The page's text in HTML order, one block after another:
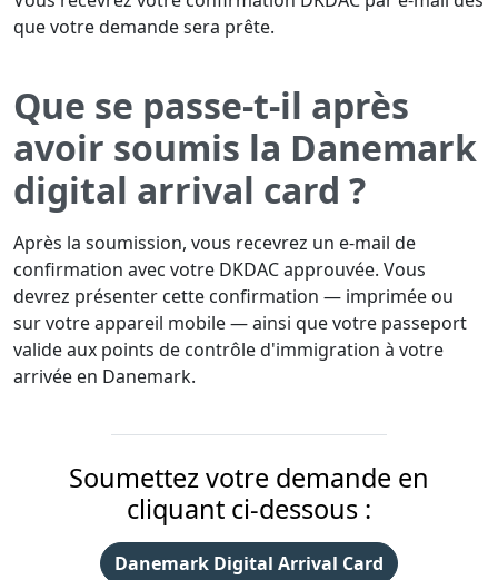
que votre demande sera prête.
Que se passe-t-il après
avoir soumis la Danemark
digital arrival card ?
Après la soumission, vous recevrez un e-mail de
confirmation avec votre DKDAC approuvée. Vous
devrez présenter cette confirmation — imprimée ou
sur votre appareil mobile — ainsi que votre passeport
valide aux points de contrôle d'immigration à votre
arrivée en Danemark.
Soumettez votre demande en
cliquant ci-dessous :
Danemark Digital Arrival Card